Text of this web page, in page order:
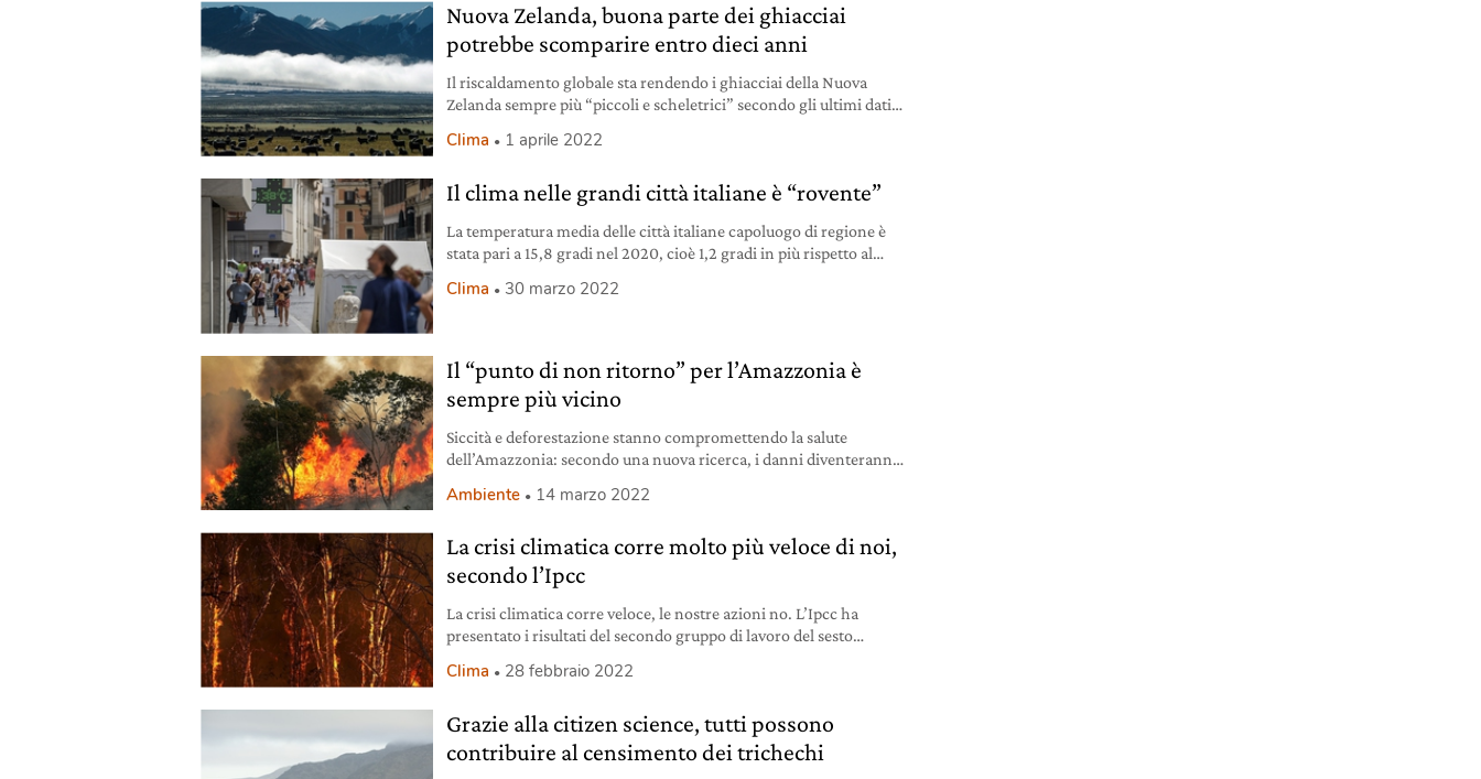
Nuova Zelanda, buona parte dei ghiacciai
potrebbe scomparire entro dieci anni
Il riscaldamento globale sta rendendo i ghiacciai della Nuova
Zelanda sempre più “piccoli e scheletrici” secondo gli ultimi dati
Clima 1 aprile 2022
Il clima nelle grandi città italiane è “rovente”
La temperatura media delle città italiane capoluogo di regione è
stata pari a 15,8 gradi nel 2020, cioè 1,2 gradi in più rispetto al
Clima 30 marzo 2022
Il “punto di non ritorno” per l’Amazzonia è
sempre più vicino
Siccità e deforestazione stanno compromettendo la salute
dell’Amazzonia: secondo una nuova ricerca, i danni diventeranno
Ambiente 14 marzo 2022
La crisi climatica corre molto più veloce di noi,
secondo l’Ipcc
La crisi climatica corre veloce, le nostre azioni no. L’Ipcc ha
presentato i risultati del secondo gruppo di lavoro del sesto
Clima 28 febbraio 2022
Grazie alla citizen science, tutti possono
contribuire al censimento dei trichechi